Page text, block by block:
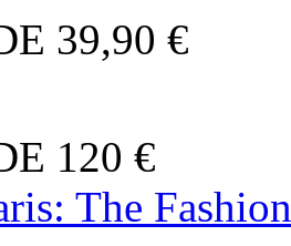
39,90 €
120 €
The